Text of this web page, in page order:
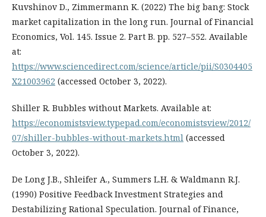
Kuvshinov D., Zimmermann K. (2022) The big bang: Stock
market capitalization in the long run. Journal of Financial
Economics, Vol. 145. Issue 2. Part B. pp. 527–552. Available
at:
https://www.sciencedirect.com/science/article/pii/S0304405
X21003962 (accessed October 3, 2022).
Shiller R. Bubbles without Markets. Available at:
https://economistsview.typepad.com/economistsview/2012/
07/shiller-bubbles-without-markets.html (accessed
October 3, 2022).
De Long J.B., Shleifer A., Summers L.H. & Waldmann R.J.
(1990) Positive Feedback Investment Strategies and
Destabilizing Rational Speculation. Journal of Finance,